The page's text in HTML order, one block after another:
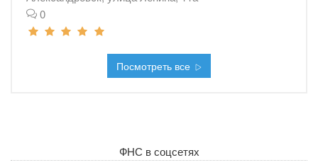
0
Посмотреть все
ФНС в соцсетях